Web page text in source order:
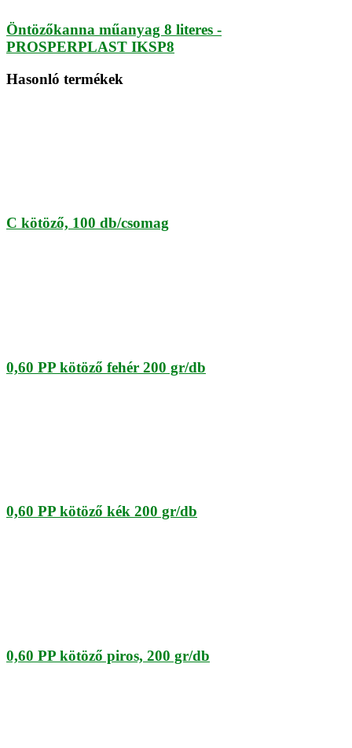
Öntözőkanna műanyag 8 literes -
PROSPERPLAST IKSP8
Hasonló termékek
C kötöző, 100 db/csomag
0,60 PP kötöző fehér 200 gr/db
0,60 PP kötöző kék 200 gr/db
0,60 PP kötöző piros, 200 gr/db